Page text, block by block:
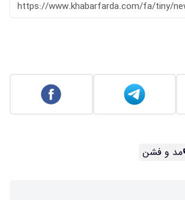
https://www.khabarfarda.com/fa/tiny/
مد و فشن